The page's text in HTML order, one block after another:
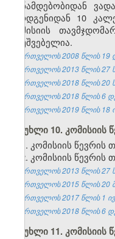
თანამდებობიდან
წარდგენიდან 10
კომისიის
დაუშვებელია.
საქართველოს 2008 წლის 19
საქართველოს 2013 წლის 27
საქართველოს 2018 წლის 20
საქართველოს 2018 წლის 6
საქართველოს 2019 წლის 18
მუხლი 10.
1. კომისიის
2. კომისიის
საქართველოს 2013 წლის 27
საქართველოს 2015 წლის 20
საქართველოს 2017 წლის 1
საქართველოს 2018 წლის 6
მუხლი 11.